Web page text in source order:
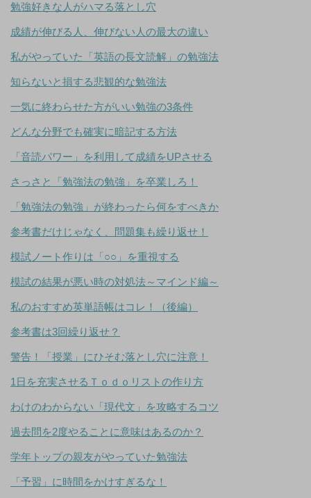
勉強好きな人がハマる落とし穴
成績が伸びる人、伸びない人の最大の違い
私がやっていた「英語の長文読解」の勉強法
知らないと損する悲観的な勉強法
一気に終わらせた方がいい勉強の3条件
どんな分野でも確実に暗記する方法
「音読パワー」を利用して成績をUPさせる
さっさと「勉強法の勉強」を卒業しろ！
「勉強法の勉強」が終わったら何をすべきか
参考書だけじゃなく、問題集も繰り返せ！
模試ノート作りは「○○」を重視する
模試の結果が悪い時の対処法～マインド編～
私のおすすめ英単語帳はコレ！（後編）
参考書は3回繰り返せ？
警告！「授業」にひそむ落とし穴に注意！
1日を充実させるＴｏｄｏリストの作り方
わけのわからない「現代文」を攻略するコツ
過去問を2度やることに意味はあるのか？
学年トップの親友がやっていた勉強法
「予習」に時間をかけすぎるな！